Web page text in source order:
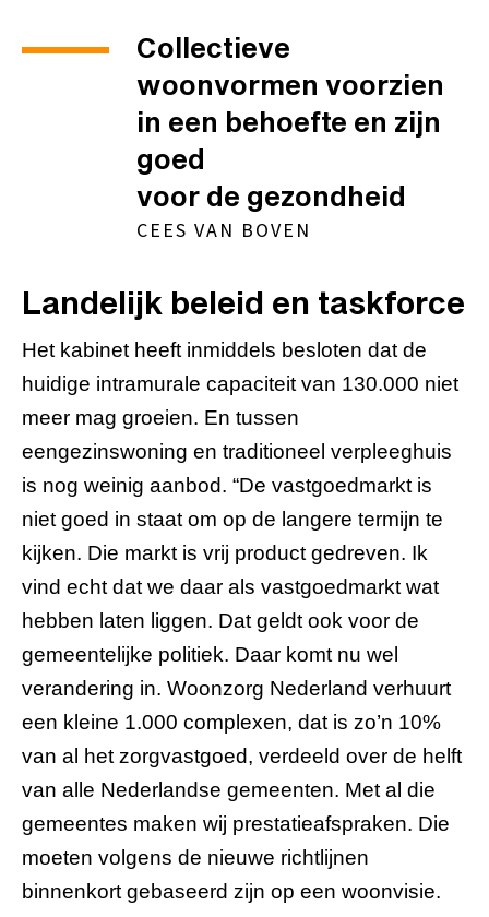
Collectieve
woonvormen voorzien
in een behoefte en zijn
goed
voor de gezondheid
CEES VAN BOVEN
Landelijk beleid en taskforce
Het kabinet heeft inmiddels besloten dat de
huidige intramurale capaciteit van 130.000 niet
meer mag groeien. En tussen
eengezinswoning en traditioneel verpleeghuis
is nog weinig aanbod. “De vastgoedmarkt is
niet goed in staat om op de langere termijn te
kijken. Die markt is vrij product gedreven. Ik
vind echt dat we daar als vastgoedmarkt wat
hebben laten liggen. Dat geldt ook voor de
gemeentelijke politiek. Daar komt nu wel
verandering in. Woonzorg Nederland verhuurt
een kleine 1.000 complexen, dat is zo’n 10%
van al het zorgvastgoed, verdeeld over de helft
van alle Nederlandse gemeenten. Met al die
gemeentes maken wij prestatieafspraken. Die
moeten volgens de nieuwe richtlijnen
binnenkort gebaseerd zijn op een woonvisie.